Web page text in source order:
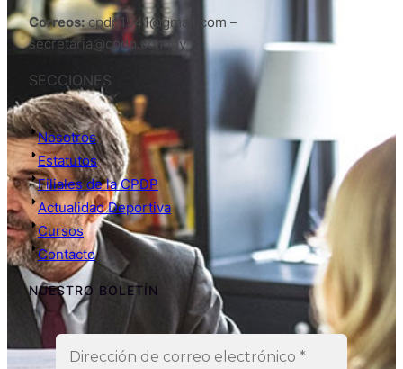
Correos:cpdp1941@gmail.com –
secretaria@cpdp.com.py
SECCIONES
Nosotros
Estatutos
Filiales de la CPDP
Actualidad Deportiva
Cursos
Contacto
NUESTRO BOLETÍN